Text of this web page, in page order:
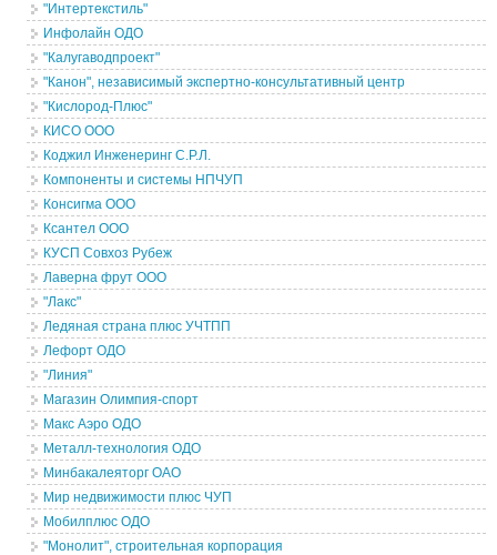
"Интертекстиль"
Инфолайн ОДО
"Калугаводпроект"
"Канон", независимый экспертно-консультативный центр
"Кислород-Плюс"
КИСО ООО
Коджил Инженеринг С.Р.Л.
Компоненты и системы НПЧУП
Консигма ООО
Ксантел ООО
КУСП Совхоз Рубеж
Лаверна фрут ООО
"Лакс"
Ледяная страна плюс УЧТПП
Лефорт ОДО
"Линия"
Магазин Олимпия-спорт
Макс Аэро ОДО
Металл-технология ОДО
Минбакалеяторг ОАО
Мир недвижимости плюс ЧУП
Мобилплюс ОДО
"Монолит", строительная корпорация